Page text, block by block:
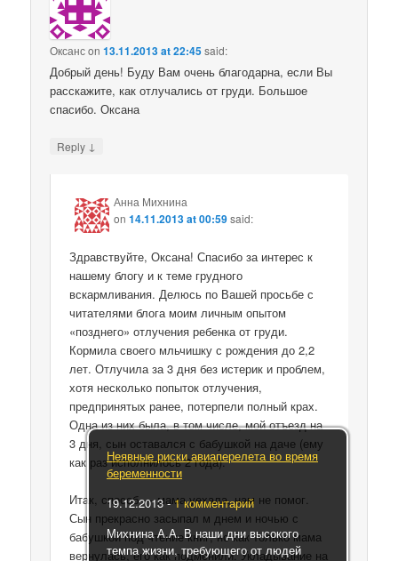
Оксансon13.11.2013 at 22:45said:
Добрый день! Буду Вам очень благодарна, если Вы
расскажите, как отлучались от груди. Большое
спасибо. Оксана
Reply ↓
Анна Михнина
on14.11.2013 at 00:59said:
Здравствуйте, Оксана! Спасибо за интерес к
нашему блогу и к теме грудного
вскармливания. Делюсь по Вашей просьбе с
читателями блога моим личным опытом
«позднего» отлучения ребенка от груди.
Кормила своего мльчишку с рождения до 2,2
лет. Отлучила за 3 дня без истерик и проблем,
хотя несколько попыток отлучения,
предпринятых ранее, потерпели полный крах.
Одна из них была, в том числе, мой отъезд на
3 дня, сын оставался с бабушкой на даче (ему
как раз исполнилось 2 года).
Итак, способ — мама уехала, нам не помог.
Сын прекрасно засыпал м днем и ночью с
бабушкой под чтение книг, но как только мама
вернулась, его как подменили. Укладывание на
Неявные риски авиаперелета во время
беременности
19.12.2013-1 комментарий
Михнина А.А. В наши дни высокого
темпа жизни, требующего от людей